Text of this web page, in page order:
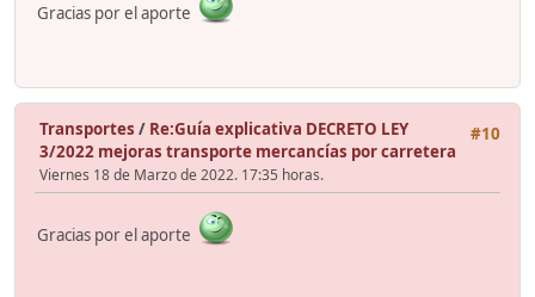
Gracias por el aporte
#10
Transportes / Re:Guía explicativa DECRETO LEY
3/2022 mejoras transporte mercancías por carretera
Viernes 18 de Marzo de 2022. 17:35 horas.
Gracias por el aporte